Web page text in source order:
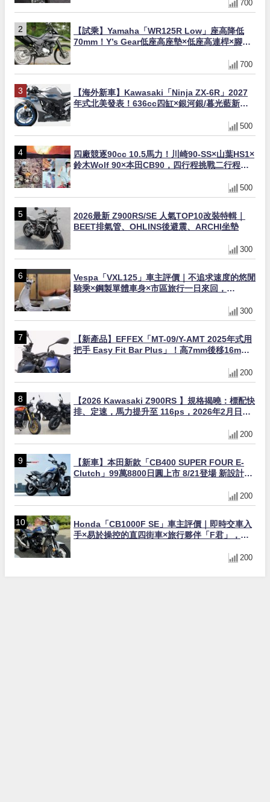
700
【試乘】Yamaha「WR125R Low」座高降低
70mm！Y’s Gear低座高座墊×低座高連桿×腳踏
700
【海外新車】Kawasaki「Ninja ZX-6R」2027
年式北美發表！636cc四缸×銀河銀/暮光藍新色
500
四廠競逐90cc 10.5馬力！川崎90-SS×山葉HS1×
鈴木Wolf 90×本田CB90，四行程挑戰二行程的
500
2026最新 Z900RS/SE 人氣TOP10改裝特輯｜
BEET排氣管、OHLINS後避震、ARCHI坐墊
300
Vespa「VXL125」車主評價｜不追求速度的悠閒
騎乘×鋼製單體車身×市區旅行一日來回，
300
【新產品】EFFEX「MT-09/Y-AMT 2025年式用
把手 Easy Fit Bar Plus」！高7mm後移16mm
200
【2026 Kawasaki Z900RS 】規格揭曉：標配快
排、定速，馬力提升至 116ps，2026年2月日本
200
【新車】本田新款「CB400 SUPER FOUR E-
Clutch」99萬8800日圓上市 8/21登場 新設計直
200
Honda「CB1000F SE」車主評價｜即時交車入
手×易於操控的直四街車×旅行夥伴「F君」，舞
200